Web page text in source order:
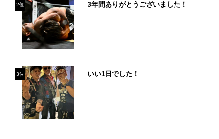
2位 3年間ありがとうございました！
3位 いい1日でした！